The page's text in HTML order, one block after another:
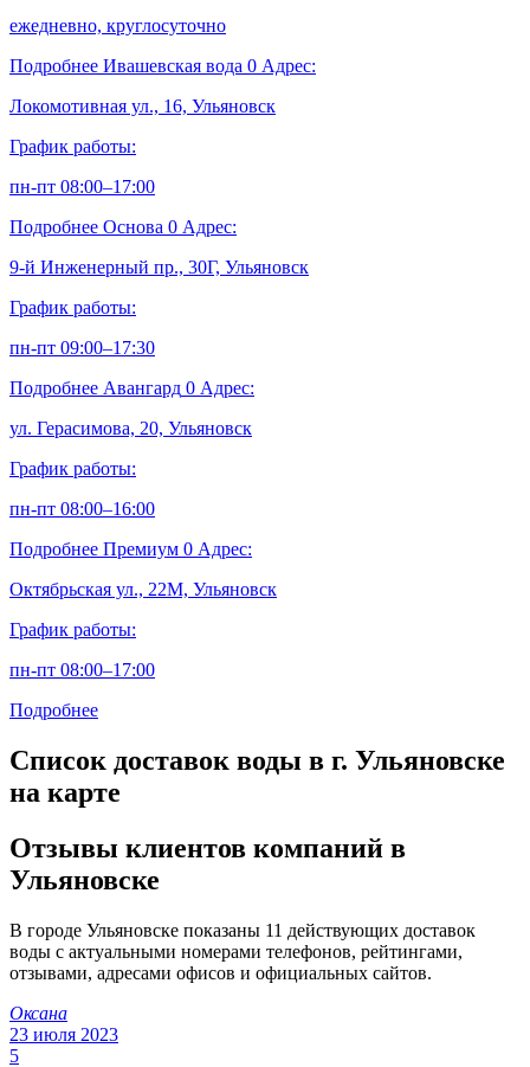
ежедневно, круглосуточно
Подробнее Ивашевская вода 0 Адрес:
Локомотивная ул., 16, Ульяновск
График работы:
пн-пт 08:00–17:00
Подробнее Основа 0 Адрес:
9-й Инженерный пр., 30Г, Ульяновск
График работы:
пн-пт 09:00–17:30
Подробнее Авангард 0 Адрес:
ул. Герасимова, 20, Ульяновск
График работы:
пн-пт 08:00–16:00
Подробнее Премиум 0 Адрес:
Октябрьская ул., 22М, Ульяновск
График работы:
пн-пт 08:00–17:00
Подробнее
Список доставок воды в г. Ульяновске
на карте
Отзывы клиентов компаний в
Ульяновске
В городе Ульяновске показаны 11 действующих доставок
воды с актуальными номерами телефонов, рейтингами,
отзывами, адресами офисов и официальных сайтов.
Оксана
23 июля 2023
5